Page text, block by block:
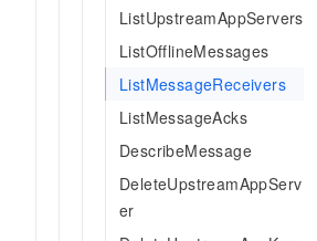
ListUpstreamAppServers
ListOfflineMessages
ListMessageReceivers
ListMessageAcks
DescribeMessage
DeleteUpstreamAppServ
er